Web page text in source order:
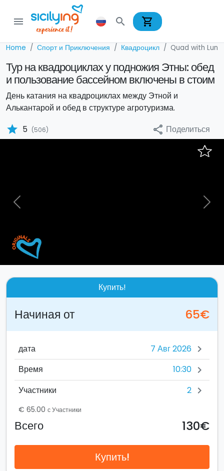
menu search shopping_cart
Home Спорт и Приключения Квадроцикл Quad with
Тур на квадроциклах у подножия Этны: обед
и пользование бассейном включены в стоим
День катания на квадроциклах между Этной и
Алькантарой и обед в структуре агротуризма.
star 5 (506) share Поделиться
Previous Next
Купить!
Начиная от 65€
дата chevron_right
Время 10:30 chevron_right
Участники 2 chevron_right
€ 65.00 с Участники
Всего 130€
Купить!